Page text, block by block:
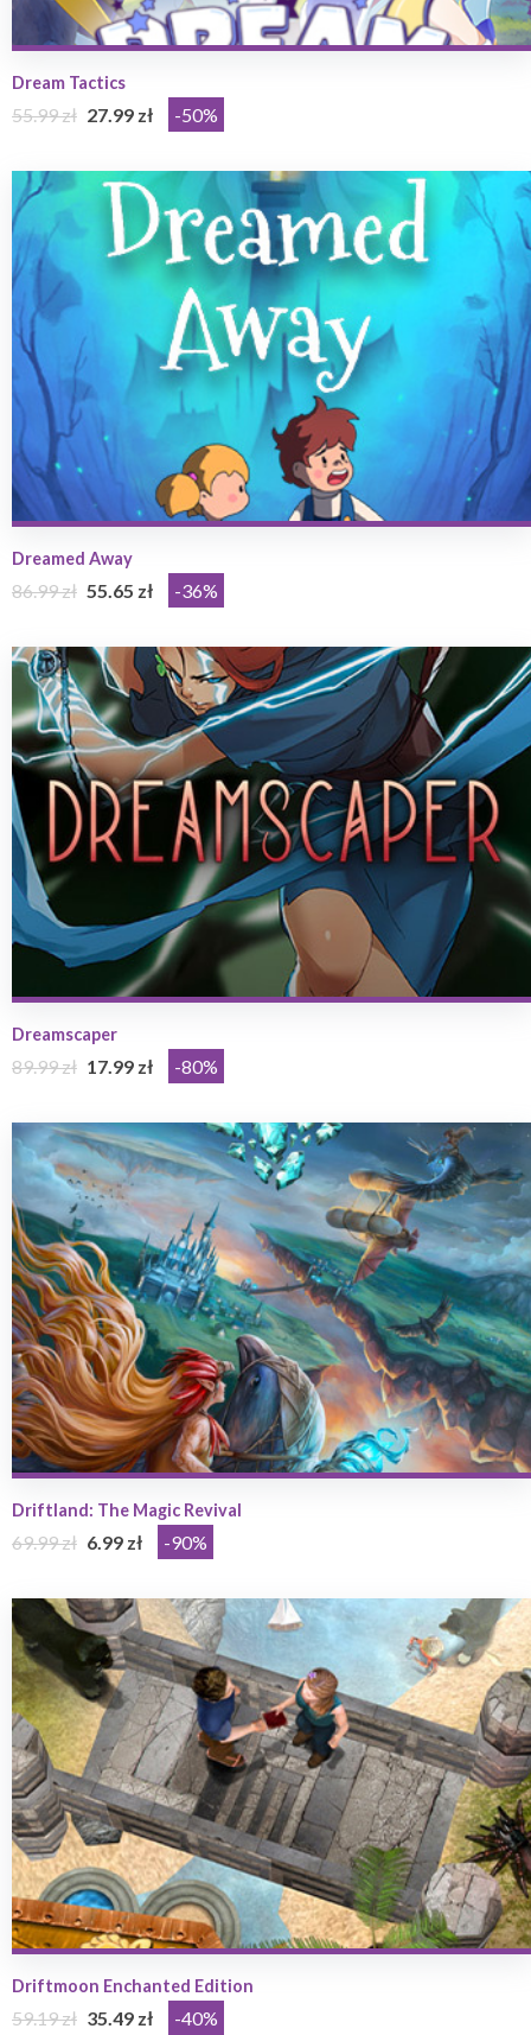
Dream Tactics
55.99 zł 27.99 zł -50%
Dreamed Away
86.99 zł 55.65 zł -36%
Dreamscaper
89.99 zł 17.99 zł -80%
Driftland: The Magic Revival
69.99 zł 6.99 zł -90%
Driftmoon Enchanted Edition
59.19 zł 35.49 zł -40%